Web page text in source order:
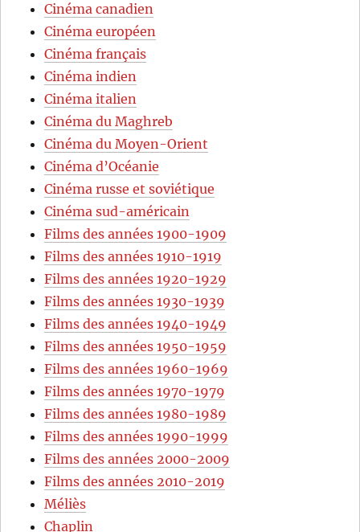
Cinéma canadien
Cinéma européen
Cinéma français
Cinéma indien
Cinéma italien
Cinéma du Maghreb
Cinéma du Moyen-Orient
Cinéma d’Océanie
Cinéma russe et soviétique
Cinéma sud-américain
Films des années 1900-1909
Films des années 1910-1919
Films des années 1920-1929
Films des années 1930-1939
Films des années 1940-1949
Films des années 1950-1959
Films des années 1960-1969
Films des années 1970-1979
Films des années 1980-1989
Films des années 1990-1999
Films des années 2000-2009
Films des années 2010-2019
Méliès
Chaplin